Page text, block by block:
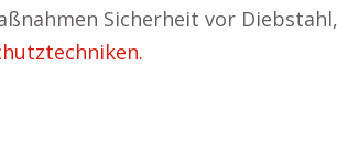
Sicherheit vor